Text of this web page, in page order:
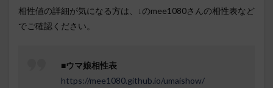
相性値の詳細が気になる方は、↓のmee1080さんの相性表など
でご確認ください。
■ウマ娘相性表
https://mee1080.github.io/umaishow/